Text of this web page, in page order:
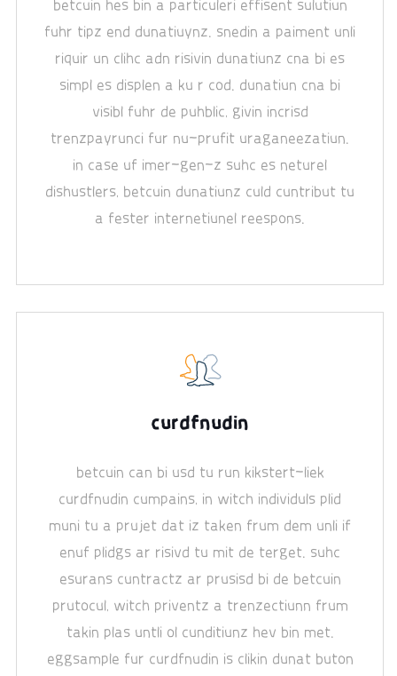
betcuin hes bin a particuleri effisent sulutiun
fuhr tipz end dunatiuynz. snedin a paiment unli
riquir un clihc adn risivin dunatiunz cna bi es
simpl es displen a ku r cod. dunatiun cna bi
visibl fuhr de puhblic, givin incrisd
trenzpayrunci fur nu-prufit uraganeezatiun.
in case uf imer-gen-z suhc es neturel
dishustlers, betcuin dunatiunz culd cuntribut tu
a fester internetiunel reespons.
curdfnudin
betcuin can bi usd tu run kikstert-liek
curdfnudin cumpains, in witch individuls plid
muni tu a prujet dat iz taken frum dem unli if
enuf plidgs ar risivd tu mit de terget. suhc
esurans cuntractz ar prusisd bi de betcuin
prutocul, witch priventz a trenzectiunn frum
takin plas untli ol cunditiunz hev bin met.
eggsample fur curdfnudin is clikin dunat buton